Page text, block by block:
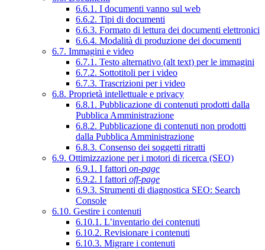
6.6.1. I documenti vanno sul web
6.6.2. Tipi di documenti
6.6.3. Formato di lettura dei documenti elettronici
6.6.4. Modalità di produzione dei documenti
6.7. Immagini e video
6.7.1. Testo alternativo (alt text) per le immagini
6.7.2. Sottotitoli per i video
6.7.3. Trascrizioni per i video
6.8. Proprietà intellettuale e privacy
6.8.1. Pubblicazione di contenuti prodotti dalla
Pubblica Amministrazione
6.8.2. Pubblicazione di contenuti non prodotti
dalla Pubblica Amministrazione
6.8.3. Consenso dei soggetti ritratti
6.9. Ottimizzazione per i motori di ricerca (SEO)
6.9.1. I fattori on-page
6.9.2. I fattori off-page
6.9.3. Strumenti di diagnostica SEO: Search
Console
6.10. Gestire i contenuti
6.10.1. L’inventario dei contenuti
6.10.2. Revisionare i contenuti
6.10.3. Migrare i contenuti